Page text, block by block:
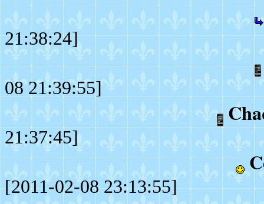
21:38:24]
08 21:39:55]
21:37:45]
[2011-02-08 23:13:55]